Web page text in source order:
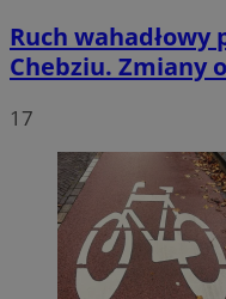
Ruch
Chebziu. Zmiany
17